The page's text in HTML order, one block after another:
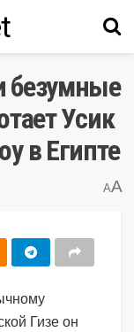
безумные
Усик
в Египте
AA
Гизе он